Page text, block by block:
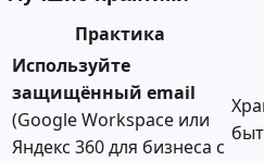
Практика
Используйте
защищённый email
(Google Workspace или
Яндекс 360 для бизнеса с